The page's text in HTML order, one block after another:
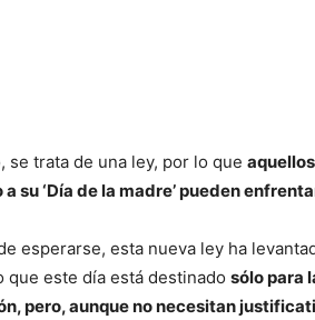
se trata de una ley, por lo que
su ‘Día de la madre’ pueden
esperarse, esta nueva ley ha
que este día está destinado sólo para
pero, aunque no necesitan